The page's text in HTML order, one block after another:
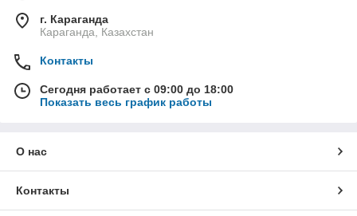
г. Караганда
Караганда, Казахстан
Контакты
Сегодня работает с 09:00 до 18:00
Показать весь график работы
О нас
Контакты